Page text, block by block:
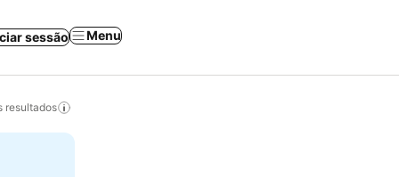
sessão Menu
resultados